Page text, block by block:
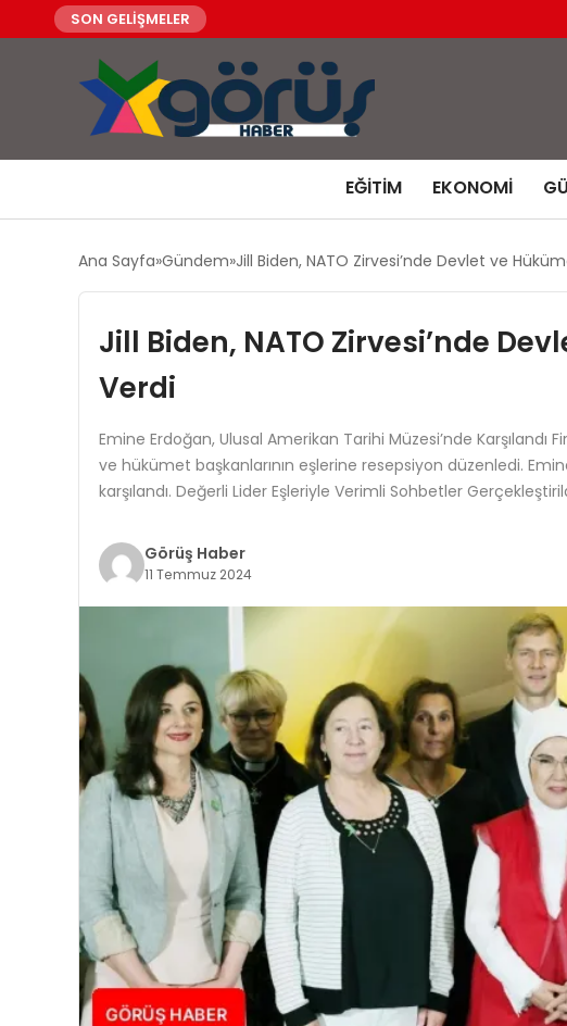
SON GELİŞMELER
EĞITIM EKONOMI
Ana Sayfa Gündem Jill Biden, NATO Zirvesi’nde Devlet ve
Jill Biden, NATO Zirvesi’nde
Verdi
Emine Erdoğan, Ulusal Amerikan Tarihi Müzesi’nde
ve hükümet başkanlarının eşlerine resepsiyon düzenledi.
karşılandı. Değerli Lider Eşleriyle Verimli Sohbetler
Görüş Haber
11 Temmuz 2024